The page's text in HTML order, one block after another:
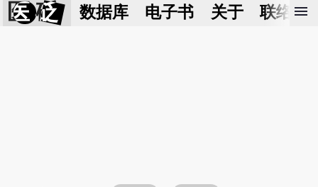
医 砭 数据库 电子书 关于 联络我
menu